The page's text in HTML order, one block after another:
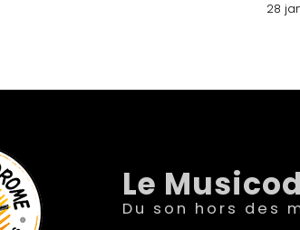
28
Le
Du son hors des